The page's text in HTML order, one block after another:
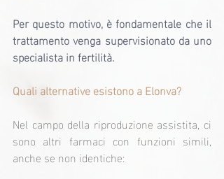
Per questo motivo, è fondamentale che il
trattamento venga supervisionato da uno
specialista in fertilità.
Quali alternative esistono a Elonva?
Nel campo della riproduzione assistita, ci
sono altri farmaci con funzioni simili,
anche se non identiche: